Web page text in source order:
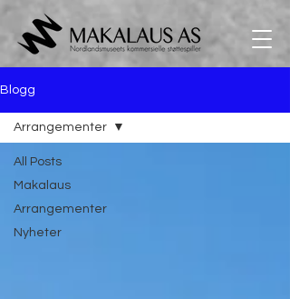
Blogg
All Posts
Makalaus
Arrangementer
Nyheter
Arrangementer